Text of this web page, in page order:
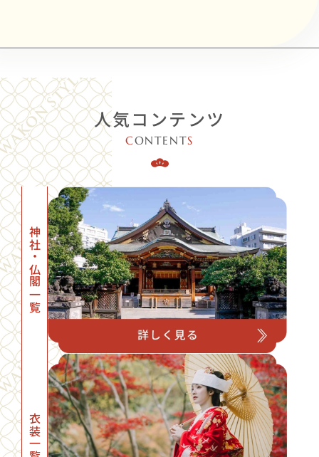
人気コンテンツ
CONTENTS
神社・仏閣一覧
衣装一覧